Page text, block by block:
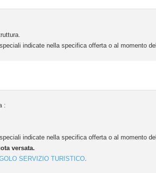
indicate nella specifica offerta o al momento
:
indicate nella specifica offerta o al momento
versata.
SERVIZIO TURISTICO.